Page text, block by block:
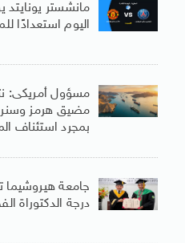
مانشستر يونايتد
اليوم استعدادًا
مسؤول أمريكى:
مضيق هرمز
بمجرد استئناف
جامعة هيروشيما
درجة الدكتوراة